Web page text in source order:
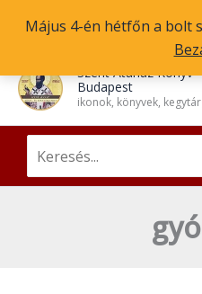
Május 4-én hétfőn a bolt
Szent Atanáz
Budapest
ikonok, könyvek,
for: